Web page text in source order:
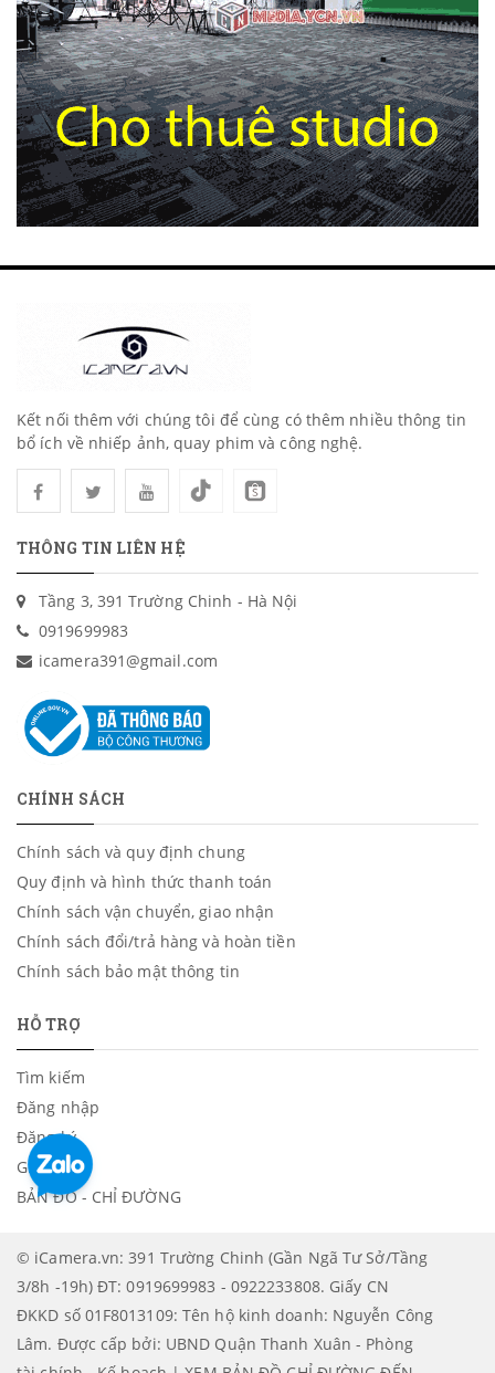
Kết nối thêm với chúng tôi để cùng có thêm nhiều thông tin
bổ ích về nhiếp ảnh, quay phim và công nghệ.
THÔNG TIN LIÊN HỆ
Tầng 3, 391 Trường Chinh - Hà Nội
0919699983
icamera391@gmail.com
CHÍNH SÁCH
Chính sách và quy định chung
Quy định và hình thức thanh toán
Chính sách vận chuyển, giao nhận
Chính sách đổi/trả hàng và hoàn tiền
Chính sách bảo mật thông tin
HỖ TRỢ
Tìm kiếm
Đăng nhập
Đăng ký
Giỏ hàng
BẢN ĐỒ - CHỈ ĐƯỜNG
© iCamera.vn: 391 Trường Chinh (Gần Ngã Tư Sở/Tầng
3/8h -19h) ĐT: 0919699983 - 0922233808. Giấy CN
ĐKKD số 01F8013109: Tên hộ kinh doanh: Nguyễn Công
Lâm. Được cấp bởi: UBND Quận Thanh Xuân - Phòng